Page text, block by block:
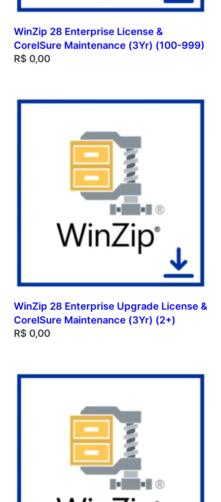
WinZip 28 Enterprise License &
CorelSure Maintenance (3Yr) (100-999)
R$ 0,00
WinZip 28 Enterprise Upgrade License &
CorelSure Maintenance (3Yr) (2+)
R$ 0,00